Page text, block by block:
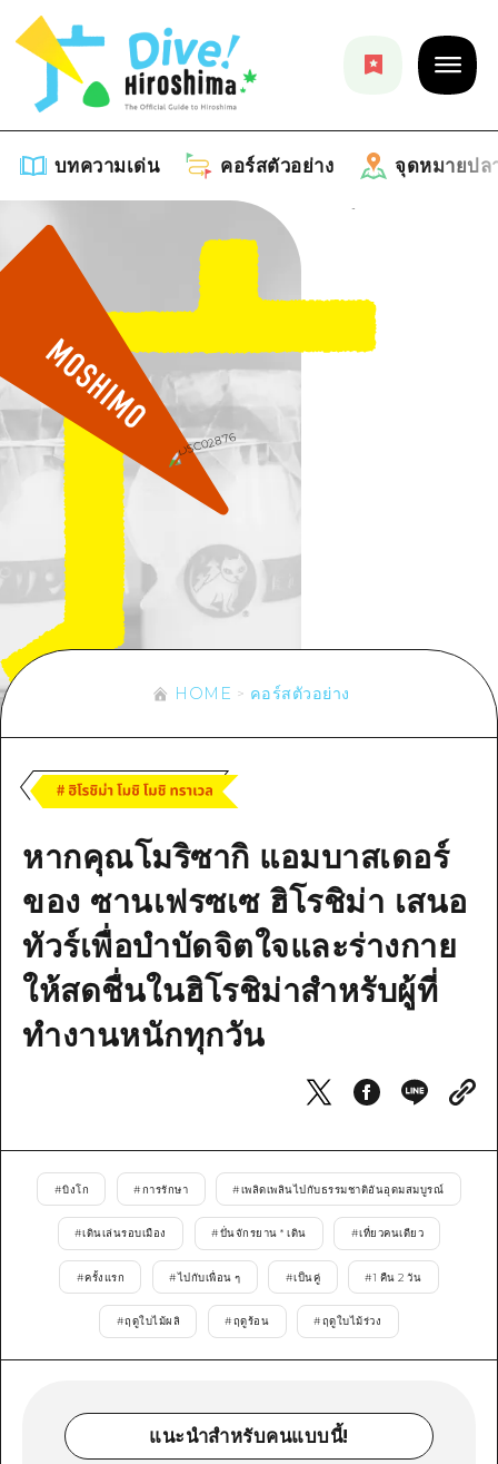
บทความเด่น คอร์สตัวอย่าง จุดหมายปล
บทความเด่น
รายการ
คำแนะนำ
ศิลปะ
งานอีเว้นท์ / เทศกาล
อาหารรสเลิศ / สุรา
ช้อปปิ้ง
มาตรฐาน
ประวัติศาสตร์ / วัฒนธรรม
การรักษา
ธรรมชาติ
คอร์สตัวอย่าง
รายการ
คู่มือ Dive! Hiroshima
ฮิโรชิม่า โมชิ โมชิ ทราเวล
บริเวณรอบเมืองฮิโรชิม่า
บิงโก
เกโฮค
บริเวณรอบๆ มิยาจิมะ
ยามากุจิตะวันออก
จุดหมายปลายทาง
รายการ
บริเวณรอบเมืองฮิโรชิม่า
บิงโก
บริเวณรอบๆ มิยาจิมะ
จังหวัดเอฮิเมะ
ชิมาเนะ
อีเว้นท์
ข้อมูลตามฤดูกาล
ข้อมูลที่เป็นประโยชน์
ตั๋วเที่ยวคุ้มค่าตั๋วเที่ยวคุ้มค่า
บริการรับฝากและจัดส่งสัมภาระ
ฮิโรชิมะโอโมะเตะนะชิ
ฮิโรชิม่า ฟรี Wi-Fi
TRAVELPAL International
ไกด์อาสาสมัครไ
ดาวน์โหลดรูปภาพ
ข้อมูลการขนส่งระหว่างเกิดภัยพิบัติ
HOME
ข่าว
อีเว้นท์
HOME คอร์สตัวอย่าง
หากคุณโมริซากิ แอมบาสเดอร์
ของ ซานเฟรซเซ ฮิโรชิม่า เสนอ
ทัวร์เพื่อบำบัดจิตใจและร่างกาย
ให้สดชื่นในฮิโรชิม่าสำหรับผู้ที่
ทำงานหนักทุกวัน
#บิงโก #การรักษา #เพลิดเพลินไปกับธรรมชาติอันอุดมสมบูรณ์
#เดินเล่นรอบเมือง #ปั่นจักรยาน * เดิน #เที่ยวคนเดียว
#ครั้งแรก #ไปกับเพื่อน ๆ #เป็นคู่ #1 คืน 2 วัน
#ฤดูใบไม้ผลิ #ฤดูร้อน #ฤดูใบไม้ร่วง
แนะนำสำหรับคนแบบนี้!